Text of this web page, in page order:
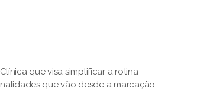
que visa simplificar a rotina
que vão desde a marcação